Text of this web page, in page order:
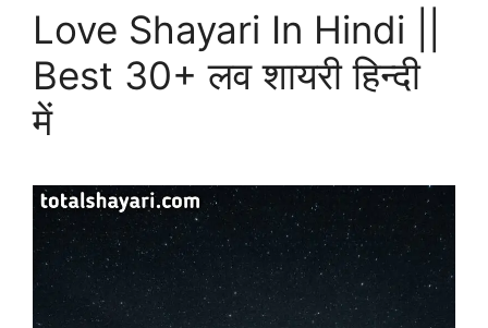
Love Shayari In Hindi ||
Best 30+ लव शायरी हिन्दी
में